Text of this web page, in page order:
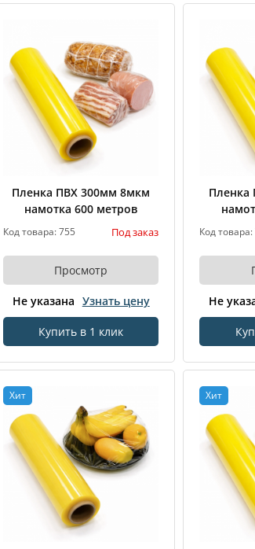
Пленка ПВХ 300мм 8мкм
намотка 600 метров
Код товара: 755 Под заказ
Просмотр
Не указана Узнать цену
Купить в 1 клик
Пленка
Код
Не
Хит Хит